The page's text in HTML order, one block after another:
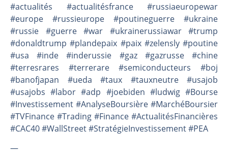
#actualités #actualitésfrance #russiaeuropewar
#europe #russieurope #poutineguerre #ukraine
#russie #guerre #war #ukrainerussiawar #trump
#donaldtrump #plandepaix #paix #zelensly #poutine
#usa #inde #inderussie #gaz #gazrusse #chine
#terresrares #terrerare #semiconducteurs #boj
#banofjapan #ueda #taux #tauxneutre #usajob
#usajobs #labor #adp #joebiden #ludwig #Bourse
#Investissement #AnalyseBoursière #MarchéBoursier
#TVFinance #Trading #Finance #ActualitésFinancières
#CAC40 #WallStreet #StratégieInvestissement #PEA
—